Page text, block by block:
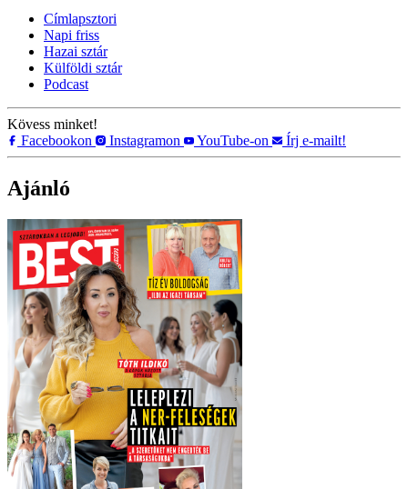
Címlapsztori
Napi friss
Hazai sztár
Külföldi sztár
Podcast
Kövess minket!
Facebookon
Instagramon YouTube-on Írj e-mailt!
Ajánló